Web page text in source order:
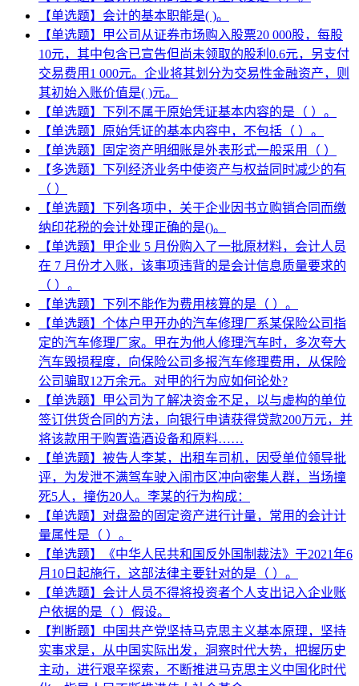
【单选题】会计的基本职能是( )。
【单选题】甲公司从证券市场购入股票20 000股，每股
10元，其中包含已宣告但尚未领取的股利0.6元，另支付
交易费用1 000元。企业将其划分为交易性金融资产，则
其初始入账价值是( )元。
【单选题】下列不属于原始凭证基本内容的是（ ）。
【单选题】原始凭证的基本内容中，不包括（ ）。
【单选题】固定资产明细账是外表形式一般采用（ ）
【多选题】下列经济业务中使资产与权益同时减少的有
（ ）
【单选题】下列各项中，关于企业因书立购销合同而缴
纳印花税的会计处理正确的是()。
【单选题】甲企业 5 月份购入了一批原材料，会计人员
在 7 月份才入账，该事项违背的是会计信息质量要求的
（ ）。
【单选题】下列不能作为费用核算的是（ ）。
【单选题】个体户甲开办的汽车修理厂系某保险公司指
定的汽车修理厂家。甲在为他人修理汽车时，多次夸大
汽车毁损程度，向保险公司多报汽车修理费用，从保险
公司骗取12万余元。对甲的行为应如何论处?
【单选题】甲公司为了解决资金不足，以与虚构的单位
签订供货合同的方法，向银行申请获得贷款200万元，并
将该款用于购置造酒设备和原料……
【单选题】被告人李某，出租车司机，因受单位领导批
评，为发泄不满驾车驶入闹市区冲向密集人群，当场撞
死5人，撞伤20人。李某的行为构成：
【单选题】对盘盈的固定资产进行计量，常用的会计计
量属性是（ ）。
【单选题】《中华人民共和国反外国制裁法》于2021年6
月10日起施行，这部法律主要针对的是（ ）。
【单选题】会计人员不得将投资者个人支出记入企业账
户依据的是（ ）假设。
【判断题】中国共产党坚持马克思主义基本原理，坚持
实事求是，从中国实际出发，洞察时代大势，把握历史
主动，进行艰辛探索，不断推进马克思主义中国化时代